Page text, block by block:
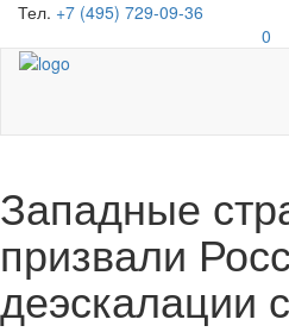
Тел. +7 (495) 729-09-36
0
Западные
призвали
деэскалации